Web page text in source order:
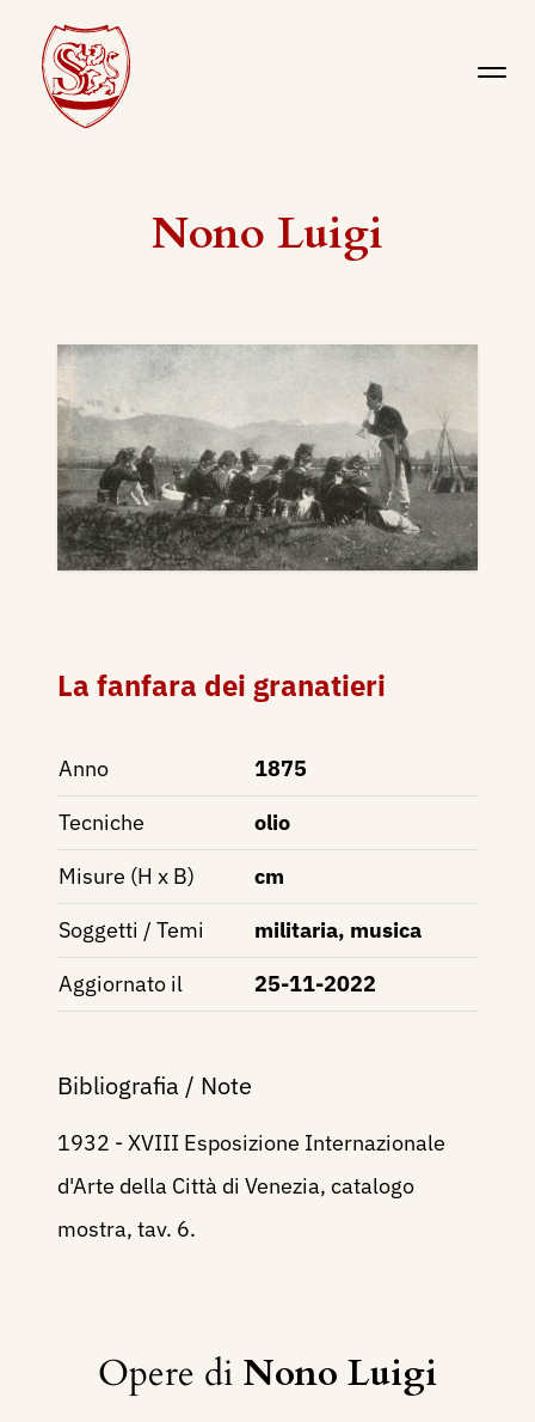
Nono Luigi
La fanfara dei granatieri
Anno
1875
Tecniche
olio
Misure (H x B)
cm
Soggetti / Temi
militaria, musica
Aggiornato il
25-11-2022
Bibliografia / Note
1932 - XVIII Esposizione Internazionale
d'Arte della Città di Venezia, catalogo
mostra, tav. 6.
Opere di Nono Luigi